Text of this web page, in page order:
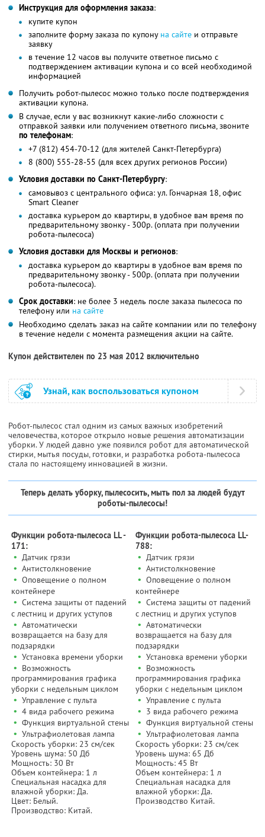
Инструкция для оформления заказа:
купите купон
заполните форму заказа по купону на сайте и отправьте
заявку
в течение 12 часов вы получите ответное письмо с
подтверждением активации купона и со всей необходимой
информацией
Получить робот-пылесос можно только после подтверждения
активации купона.
В случае, если у вас возникнут какие-либо сложности с
отправкой заявки или получением ответного письма, звоните
по телефонам:
+7 (812) 454-70-12 (для жителей Санкт-Петербурга)
8 (800) 555-28-55 (для всех других регионов России)
Условия доставки по Санкт-Петербургу:
самовывоз с центрального офиса: ул. Гончарная 18, офис
Smart Cleaner
доставка курьером до квартиры, в удобное вам время по
предварительному звонку - 300р. (оплата при получении
робота-пылесоса)
Условия доставки для Москвы и регионов:
доставка курьером до квартиры в удобное вам время по
предварительному звонку - 500р. (оплата при получении
робота-пылесоса).
Срок доставки: не более 3 недель после заказа пылесоса по
телефону или на сайте
Необходимо сделать заказ на сайте компании или по телефону
в течение недели с момента размещения акции на сайте.
Купон действителен по 23 мая 2012 включительно
Узнай, как воспользоваться купоном
Робот-пылесос стал одним из самых важных изобретений
человечества, которое открыло новые решения автоматизации
уборки. У людей давно уже появился робот для автоматической
стирки, мытья посуды, готовки, и разработка робота-пылесоса
стала по настоящему инновацией в жизни.
Теперь делать уборку, пылесосить, мыть пол за людей будут
роботы-пылесосы!
Функции робота-пылесоса LL -
171:
• Датчик грязи
• Антистолкновение
• Оповещение о полном
контейнере
• Система защиты от падений
с лестниц и других уступов
• Автоматически
возвращается на базу для
подзарядки
• Установка времени уборки
• Возможность
программирования графика
уборки с недельным циклом
• Управление с пульта
• 4 вида рабочего режима
• Функция виртуальной стены
• Ультрафиолетовая лампа
Скорость уборки: 23 см/сек
Уровень шума: 50 Дб
Мощность: 30 Вт
Объем контейнера: 1 л
Специальная насадка для
влажной уборки: Да.
Цвет: Белый.
Производство: Китай.
Функции робота-пылесоса LL-
788:
• Датчик грязи
• Антистолкновение
• Оповещение о полном
контейнере
• Система защиты от падений
с лестниц и других уступов
• Автоматически
возвращается на базу для
подзарядки
• Установка времени уборки
• Возможность
программирования графика
уборки с недельным циклом
• Управление с пульта
• 3 вида рабочего режима
• Функция виртуальной стены
• Ультрафиолетовая лампа
Скорость уборки: 23 см/сек
Уровень шума: 65 Дб
Мощность: 45 Вт
Объем контейнера: 1 л
Специальная насадка для
влажной уборки: Да.
Производство Китай.